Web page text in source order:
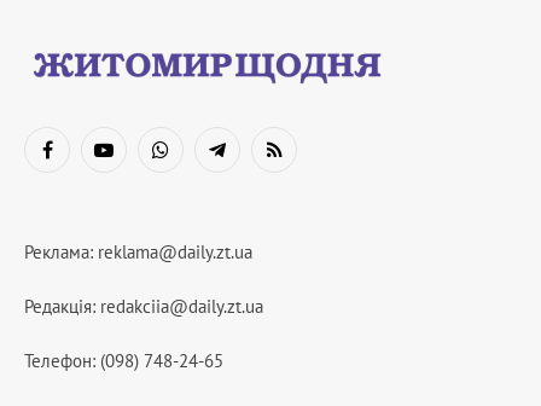
FacebookYouTubeWhatsAppTelegramRSS
Реклама: reklama@daily.zt.ua
Редакція: redakciia@daily.zt.ua
Телефон: (098) 748-24-65